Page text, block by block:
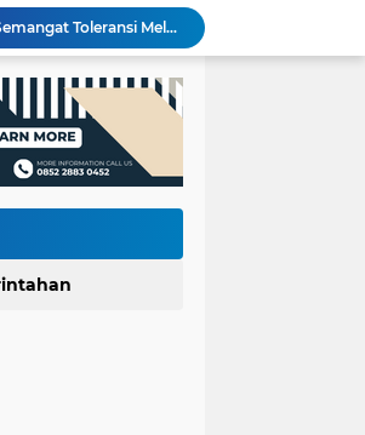
Rembugan Bocah Purworejo 2026: Suara Anak Menggema, Dorong Kebijakan yang Lebih Ramah Anak
Dinporapar Purworejo dan KKN UGM Perkuat Sinergi, Praktik Baik Kecamatan Berdaya Siap Direplikasi
Usia 7 Tahun, Javas Inderatma Wiguna Mantap Menjadi Dalang Cilik, Sang Ayah: Berawal dari Menonton Wayang di YouTube
Mana Realisasinya?
Wartawan Senior Purworejo Bambang Yoso Tutup Usia, Kepergiannya Tinggalkan Duka Mendalam
Sate Kambing Muda Mbak Indah, Sajikan Kelezatan Khas dengan Daging Empuk dan Bumbu Meresap